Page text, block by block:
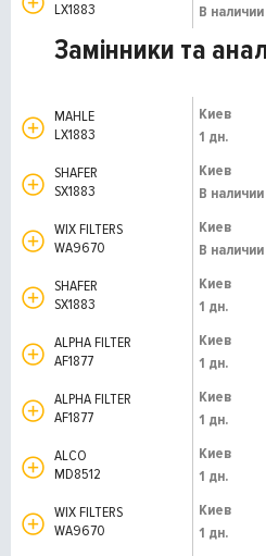
LX1883
В наличии
Замінники та
MAHLE
LX1883
Киев
1 дн.
SHAFER
SX1883
Киев
В наличии
WIX FILTERS
WA9670
Киев
В наличии
SHAFER
SX1883
Киев
1 дн.
ALPHA FILTER
AF1877
Киев
1 дн.
ALPHA FILTER
AF1877
Киев
1 дн.
ALCO
MD8512
Киев
1 дн.
WIX FILTERS
WA9670
Киев
1 дн.